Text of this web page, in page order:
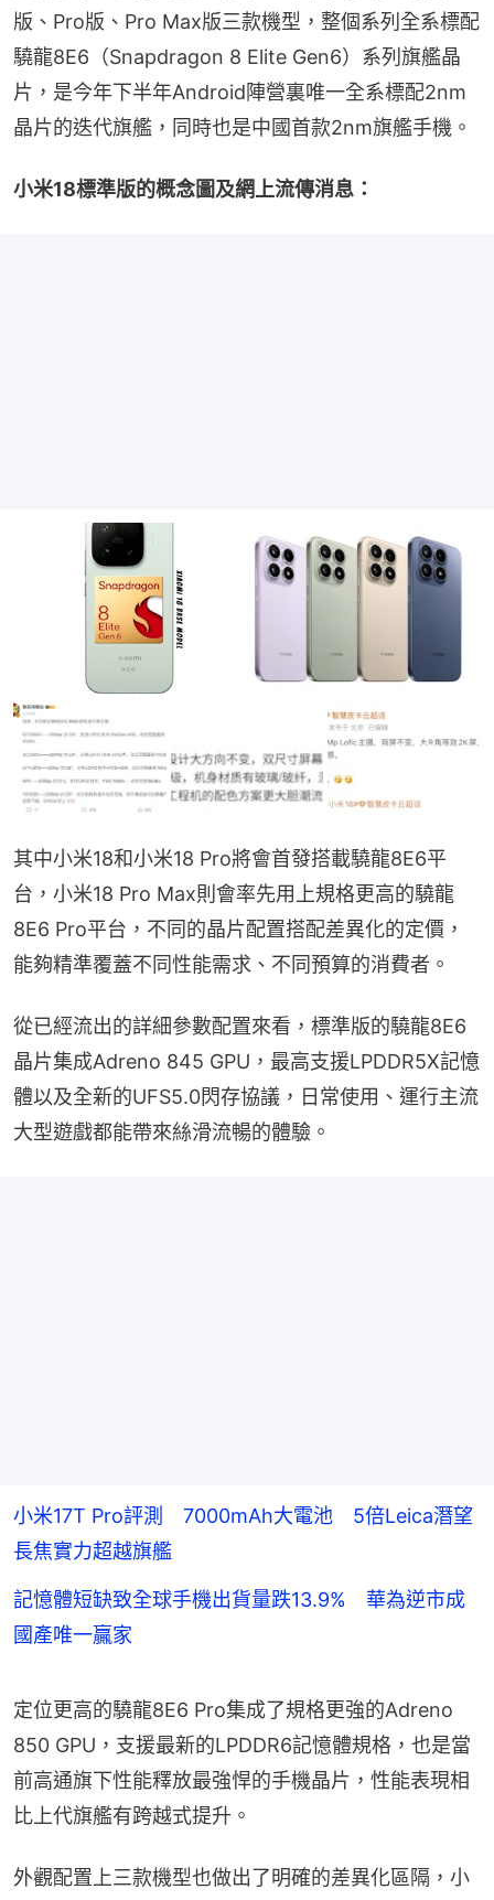
版、Pro版、Pro Max版三款機型，整個系列全系標配
驍龍8E6（Snapdragon 8 Elite Gen6）系列旗艦晶
片，是今年下半年Android陣營裏唯一全系標配2nm
晶片的迭代旗艦，同時也是中國首款2nm旗艦手機。
小米18標準版的概念圖及網上流傳消息：
其中小米18和小米18 Pro將會首發搭載驍龍8E6平
台，小米18 Pro Max則會率先用上規格更高的驍龍
8E6 Pro平台，不同的晶片配置搭配差異化的定價，
能夠精準覆蓋不同性能需求、不同預算的消費者。
從已經流出的詳細參數配置來看，標準版的驍龍8E6
晶片集成Adreno 845 GPU，最高支援LPDDR5X記憶
體以及全新的UFS5.0閃存協議，日常使用、運行主流
大型遊戲都能帶來絲滑流暢的體驗。
小米17T Pro評測 7000mAh大電池 5倍Leica潛望
長焦實力超越旗艦
記憶體短缺致全球手機出貨量跌13.9% 華為逆市成
國產唯一贏家
定位更高的驍龍8E6 Pro集成了規格更強的Adreno
850 GPU，支援最新的LPDDR6記憶體規格，也是當
前高通旗下性能釋放最強悍的手機晶片，性能表現相
比上代旗艦有跨越式提升。
外觀配置上三款機型也做出了明確的差異化區隔，小